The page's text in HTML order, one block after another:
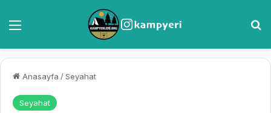
Anasayfa /Seyahat
Seyahat